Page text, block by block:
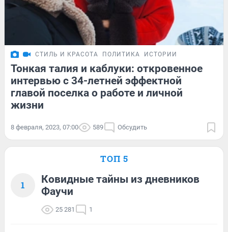
СТИЛЬ И КРАСОТА ПОЛИТИКА ИСТОРИИ
Тонкая талия и каблуки: откровенное
интервью с 34-летней эффектной
главой поселка о работе и личной
жизни
8 февраля, 2023, 07:00 589 Обсудить
ТОП 5
1
Ковидные тайны из дневников
Фаучи
25 281 1